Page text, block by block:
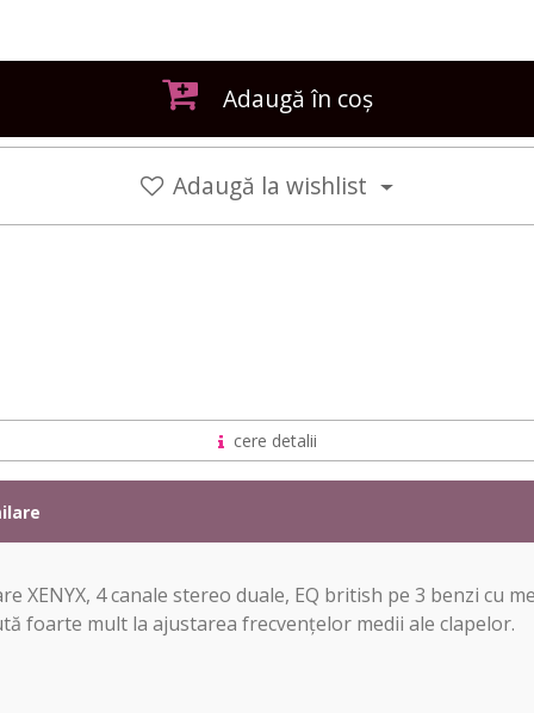
Adaugă în coș
Adaugă la wishlist
cere detalii
XENYX, 4 canale stereo duale, EQ british pe 3 benzi cu
foarte mult la ajustarea frecvențelor medii ale clapelor.